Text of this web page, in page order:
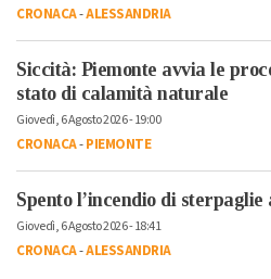
CRONACA-ALESSANDRIA
Siccità: Piemonte avvia le
stato di calamità naturale
Giovedì, 6 Agosto 2026 - 19:00
CRONACA-PIEMONTE
Spento l’incendio di sterpaglie
Giovedì, 6 Agosto 2026 - 18:41
CRONACA-ALESSANDRIA